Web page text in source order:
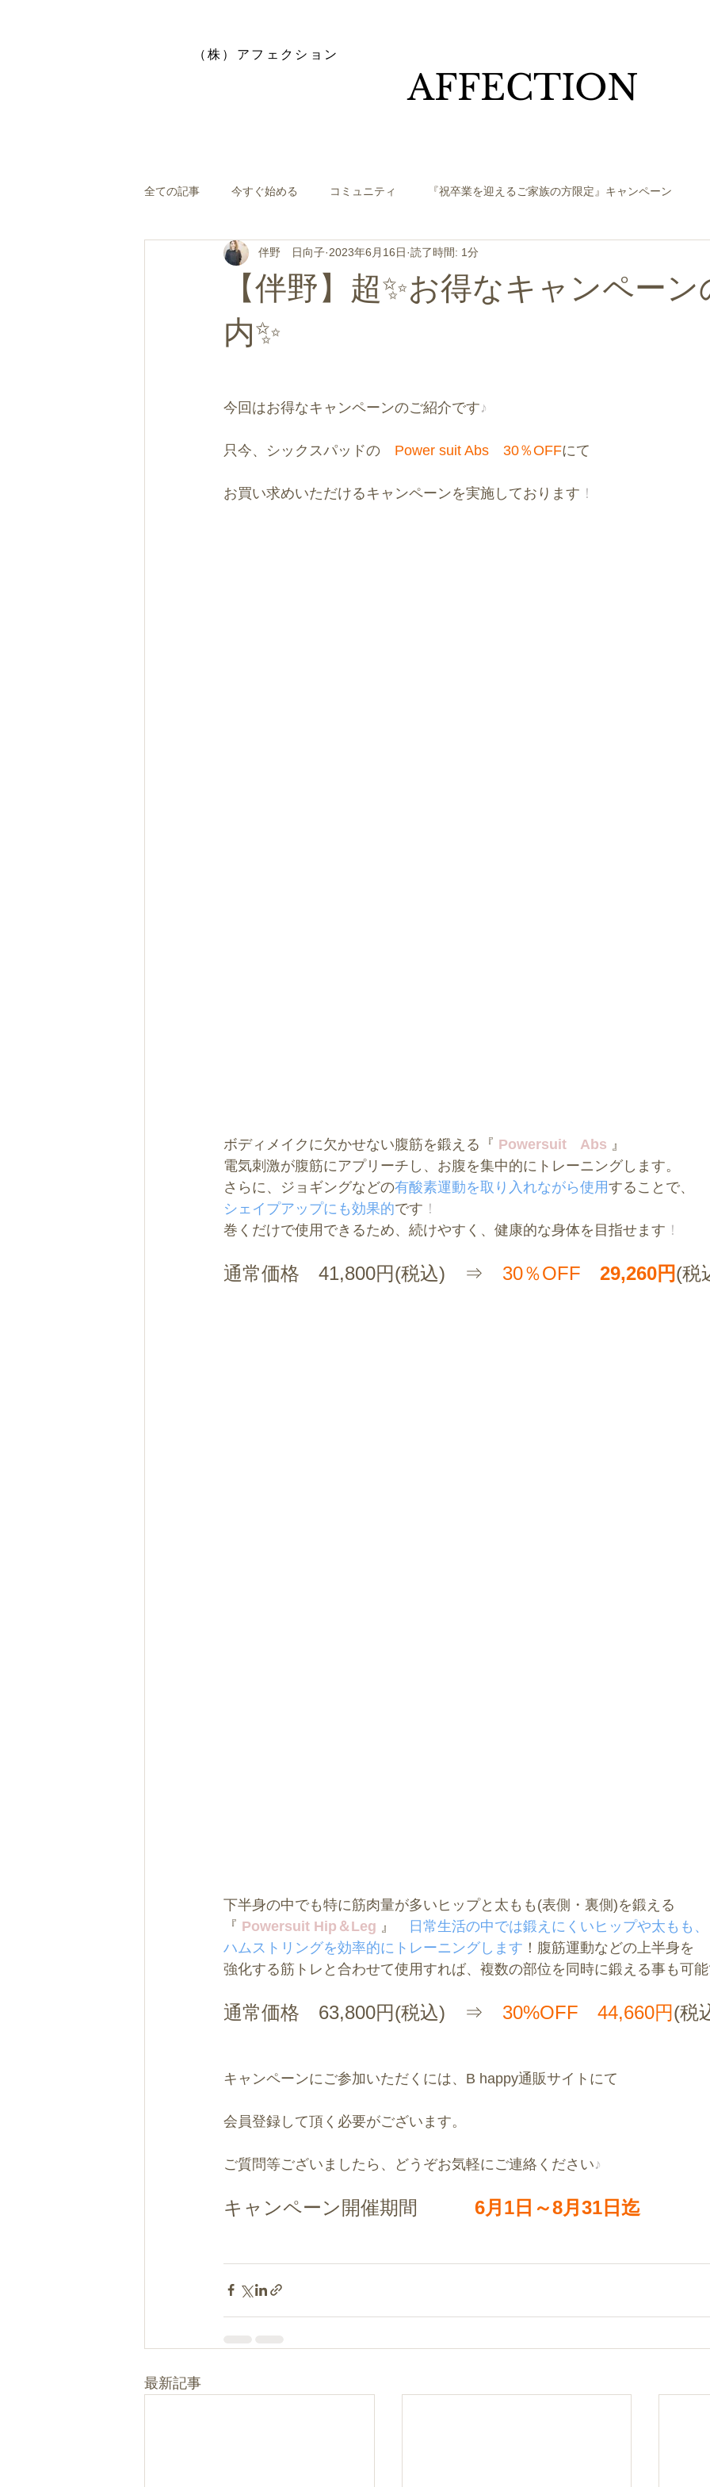
​（株）アフェクション
​AFFECTION
全ての記事 今すぐ始める コミュニティ 『祝卒業を迎えるご家族の方限定』キャンペーン
【伴野】超✨お得なキャンペー
内✨
伴野 日向子 2023年6月16日 読了時間: 1分
今回はお得なキャンペーンのご紹介です♪
只今、シックスパッドの Power suit Abs　30％OFFにて
お買い求めいただけるキャンペーンを実施しております ！
ボディメイクに欠かせない腹筋を鍛える『 Powersuit　Abs 』
電気刺激が腹筋にアプリーチし、お腹を集中的にトレーニングします。
さらに、ジョギングなどの有酸素運動を取り入れながら使用することで、
シェイプアップにも効果的です ！
巻くだけで使用できるため、続けやすく、健康的な身体を目指せます ！
通常価格　41,800円(税込)　⇒ 30％OFF 29,260円(税
下半身の中でも特に筋肉量が多いヒップと太もも(表側・裏側)を鍛える
『 Powersuit Hip＆Leg 』
日常生活の中では鍛えにくいヒップや太もも、
ハムストリングを効率的にトレーニングします ！腹筋運動などの上半身を
強化する筋トレと合わせて使用すれば、複数の部位を同時に鍛える事も可
通常価格　63,800円(税込)　⇒ 30%OFF　44,660円(税
キャンペーンにご参加いただくには、B happy通販サイトにて
会員登録して頂く必要がございます。
ご質問等ございましたら、どうぞお気軽にご連絡ください♪
キャンペーン開催期間 6月1日～8月31日迄
最新記事